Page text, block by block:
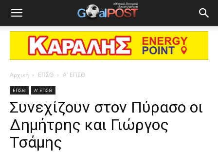
Αρχική ΕΠΣΘ Α' ΕΠΣΘ
ΕΠΣΘ Α' ΕΠΣΘ
Συνεχίζουν στον Πύρασο οι
Δημήτρης και Γιώργος
Τσάμης